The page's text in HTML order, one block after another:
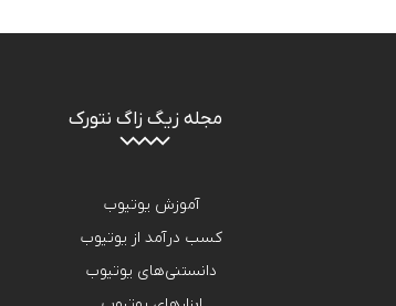
مجله زیگ زاگ نتورک
آموزش یوتیوب
کسب درآمد از یوتیوب
دانستنی‌های یوتیوب